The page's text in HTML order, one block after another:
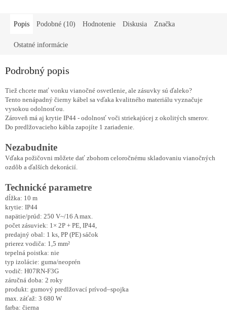
Popis Podobné (10) Hodnotenie Diskusia Značka
Ostatné informácie
Podrobný popis
Tiež chcete mať vonku vianočné osvetlenie, ale zásuvky sú ďaleko?
Tento nenápadný čierny kábel sa vďaka kvalitného materiálu vyznačuje
vysokou odolnosťou.
Zároveň má aj krytie IP44 - odolnosť voči striekajúcej z okolitých smerov.
Do predlžovacieho kábla zapojíte 1 zariadenie.
Nezabudnite
Vďaka požičovni môžete dať zbohom celoročnému skladovaniu vianočných
ozdôb a ďalších dekorácií.
Technické parametre
dĺžka: 10 m
krytie: IP44
napätie/prúd: 250 V~/16 A max.
počet zásuviek: 1× 2P + PE, IP44,
predajný obal: 1 ks, PP (PE) sáčok
prierez vodiča: 1,5 mm²
tepelná poistka: nie
typ izolácie: guma/neoprén
vodič: H07RN-F3G
záručná doba: 2 roky
produkt: gumový predlžovací prívod–spojka
max. záťaž: 3 680 W
farba: čierna